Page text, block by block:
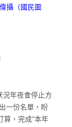
攝（國民圖
況年夜會停止方
一份名單，盼
算，完成“本年